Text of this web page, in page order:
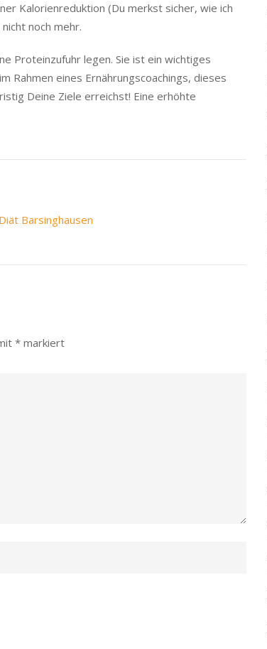
Kalorienreduktion (Du merkst sicher, wie ich
noch mehr.
Proteinzufuhr legen. Sie ist ein wichtiges
Rahmen eines Ernährungscoachings, dieses
Deine Ziele erreichst! Eine erhöhte
Barsinghausen
* markiert